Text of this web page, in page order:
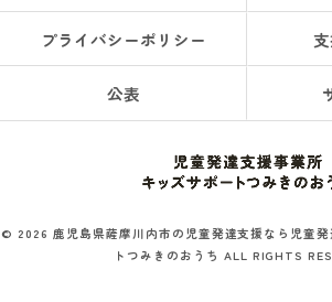
プライバシーポリシー
公表
© 2026 鹿児島県薩摩川内市の児童発達支援なら児童
トつみきのおうち ALL RIGHTS